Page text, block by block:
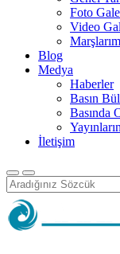
Foto
Video
Blog
Medya
Haberler
Basın
Basında
İletişim